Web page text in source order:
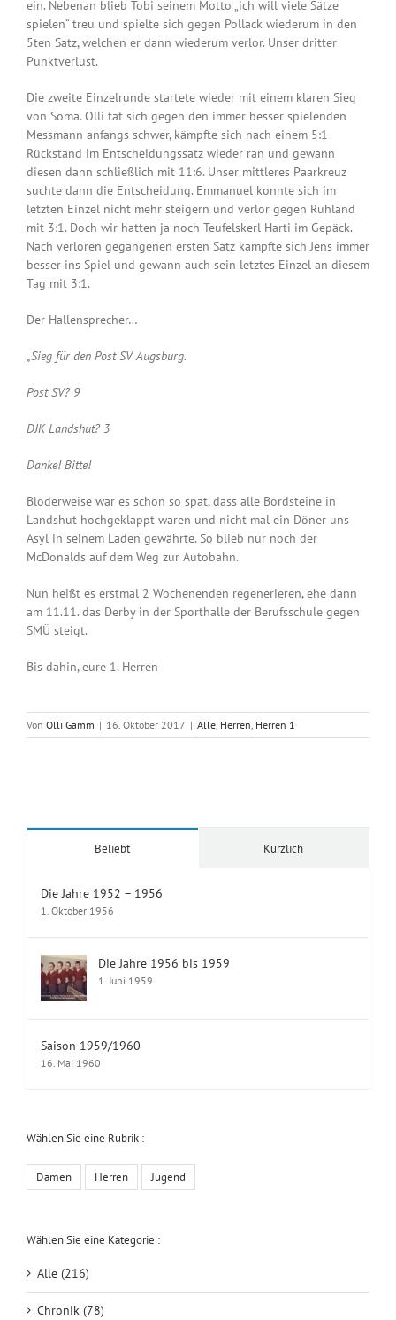
ein. Nebenan blieb Tobi seinem Motto „ich will viele Sätze
spielen“ treu und spielte sich gegen Pollack wiederum in den
5ten Satz, welchen er dann wiederum verlor. Unser dritter
Punktverlust.
Die zweite Einzelrunde startete wieder mit einem klaren Sieg
von Soma. Olli tat sich gegen den immer besser spielenden
Messmann anfangs schwer, kämpfte sich nach einem 5:1
Rückstand im Entscheidungssatz wieder ran und gewann
diesen dann schließlich mit 11:6. Unser mittleres Paarkreuz
suchte dann die Entscheidung. Emmanuel konnte sich im
letzten Einzel nicht mehr steigern und verlor gegen Ruhland
mit 3:1. Doch wir hatten ja noch Teufelskerl Harti im Gepäck.
Nach verloren gegangenen ersten Satz kämpfte sich Jens immer
besser ins Spiel und gewann auch sein letztes Einzel an diesem
Tag mit 3:1.
Der Hallensprecher…
„Sieg für den Post SV Augsburg.
Post SV? 9
DJK Landshut? 3
Danke! Bitte!
Blöderweise war es schon so spät, dass alle Bordsteine in
Landshut hochgeklappt waren und nicht mal ein Döner uns
Asyl in seinem Laden gewährte. So blieb nur noch der
McDonalds auf dem Weg zur Autobahn.
Nun heißt es erstmal 2 Wochenenden regenerieren, ehe dann
am 11.11. das Derby in der Sporthalle der Berufsschule gegen
SMÜ steigt.
Bis dahin, eure 1. Herren
Von Olli Gamm | 16. Oktober 2017 | Alle Herren Herren 1
Beliebt Kürzlich
Die Jahre 1952 – 1956
1. Oktober 1956
Die Jahre 1956 bis 1959
1. Juni 1959
Saison 1959/1960
16. Mai 1960
Wählen Sie eine Rubrik :
Damen Herren Jugend
Wählen Sie eine Kategorie :
Alle (216)
Chronik (78)